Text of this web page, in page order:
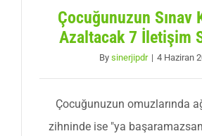
Çocuğunuzun Sınav
Azaltacak 7 İletişim
By sinerjipdr | 4 Haziran
Çocuğunuzun omuzlarında
zihninde ise "ya